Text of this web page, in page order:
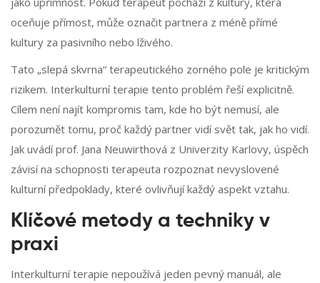
oceňuje přímost, může označit partnera z méně přímé
kultury za pasivního nebo lživého.
Tato „slepá skvrna“ terapeutického zorného pole je kritickým
rizikem. Interkulturní terapie tento problém řeší explicitně.
Cílem není najít kompromis tam, kde ho být nemusí, ale
porozumět tomu, proč každý partner vidí svět tak, jak ho vidí.
Jak uvádí prof. Jana Neuwirthová z Univerzity Karlovy, úspěch
závisí na schopnosti terapeuta rozpoznat nevyslovené
kulturní předpoklady, které ovlivňují každý aspekt vztahu.
Klíčové metody a techniky v
praxi
Interkulturní terapie nepoužívá jeden pevný manuál, ale